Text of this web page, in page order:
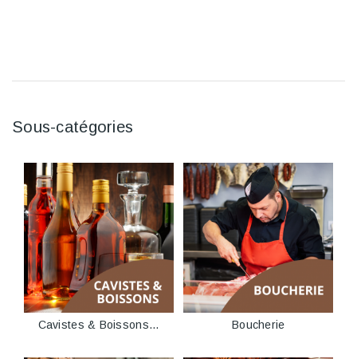
Sous-catégories
Cavistes & Boissons... Boucherie